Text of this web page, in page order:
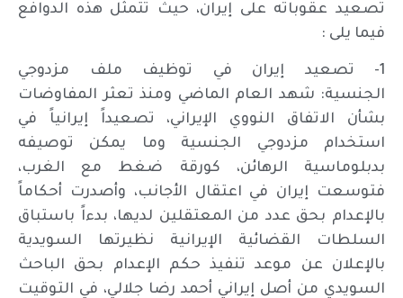
تصعيد عقوباته على إيران، حيث تتمثل هذه الدوافع
فيما يلى :
1- تصعيد إيران في توظيف ملف مزدوجي
الجنسية: شهد العام الماضي ومنذ تعثر المفاوضات
بشأن الاتفاق النووي الإيراني، تصعيداً إيرانياً في
استخدام مزدوجي الجنسية وما يمكن توصيفه
بدبلوماسية الرهائن، كورقة ضغط مع الغرب،
فتوسعت إيران في اعتقال الأجانب، وأصدرت أحكاماً
بالإعدام بحق عدد من المعتقلين لديها، بدءاً باستباق
السلطات القضائية الإيرانية نظيرتها السويدية
بالإعلان عن موعد تنفيذ حكم الإعدام بحق الباحث
السويدي من أصل إيراني أحمد رضا جلالي، في التوقيت